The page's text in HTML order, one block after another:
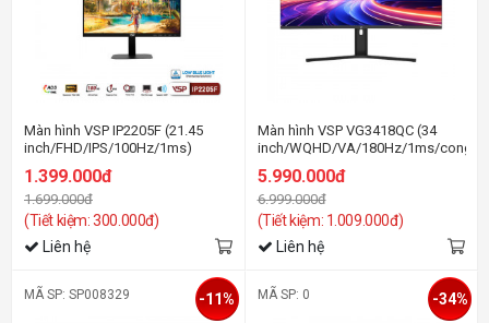
Màn hình VSP IP2205F (21.45
inch/FHD/IPS/100Hz/1ms)
1.399.000đ
1.699.000đ
(Tiết kiệm: 300.000đ)
Liên hệ
Màn hình VSP VG3418QC (34
inch/WQHD/VA/180Hz/1ms/cong)
5.990.000đ
6.999.000đ
(Tiết kiệm: 1.009.000đ)
Liên hệ
MÃ SP: SP008329 -11% MÃ SP: 0 -34%